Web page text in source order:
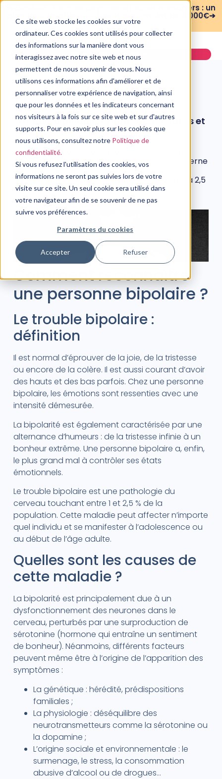
Ce site web stocke les cookies sur votre
ordinateur. Ces cookies sont utilisés pour collecter
des informations sur la manière dont vous
interagissez avec notre site web et nous
permettent de nous souvenir de vous. Nous
utilisons ces informations afin d'améliorer et de
personnaliser votre expérience de navigation, ainsi
que pour les données et les indicateurs concernant
nos visiteurs à la fois sur ce site web et sur d'autres
supports. Pour en savoir plus sur les cookies que
nous utilisons, consultez notre Politique de
confidentialité.
Si vous refusez l'utilisation des cookies, vos
informations ne seront pas suivies lors de votre
visite sur ce site. Un seul cookie sera utilisé dans
votre navigateur afin de se souvenir de ne pas
suivre vos préférences.
Paramètres du cookies
Accepter Refuser
WEBINAIRE : Risques psychosociaux et managers : un
plan de formation sur 3 mois pour moins de 3 000€➔
voir le replay
Demander une démo
PSYCHOLOGIE
Trouble bipolaire : symptômes, causes et
traitements
29 mars, 2022
Le trouble bipolaire est une maladie mentale
sévère. Un individu souffrant de ce trouble alterne
des épisodes de grande euphorie et de
dépression profonde. On estime qu’environ 1 à 2,5
% de la population est touchée.
Comment reconnaître
une personne bipolaire ?
Le trouble bipolaire :
définition
Il est normal d’éprouver de la joie, de la tristesse
ou encore de la colère. Il est aussi courant d’avoir
des hauts et des bas parfois. Chez une personne
bipolaire, les émotions sont ressenties avec une
intensité démesurée.
La bipolarité est également caractérisée par une
alternance d’humeurs : de la tristesse infinie à un
bonheur extrême. Une personne bipolaire a, enfin,
le plus grand mal à contrôler ses états
émotionnels.
Le trouble bipolaire est une pathologie du
cerveau touchant entre 1 et 2,5 % de la
population. Cette maladie peut affecter n’importe
quel individu et se manifester à l’adolescence ou
au début de l’âge adulte.
Quelles sont les causes de
cette maladie ?
La bipolarité est principalement due à un
dysfonctionnement des neurones dans le
cerveau, perturbés par une surproduction de
sérotonine (hormone qui entraîne un sentiment
de bonheur). Néanmoins, différents facteurs
peuvent même être à l’origine de l’apparition des
symptômes :
La génétique : hérédité, prédispositions
familiales ;
La physiologie : déséquilibre des
neurotransmetteurs comme la sérotonine ou
la dopamine ;
L’origine sociale et environnementale : le
surmenage, le stress, la consommation
abusive d’alcool ou de drogues…